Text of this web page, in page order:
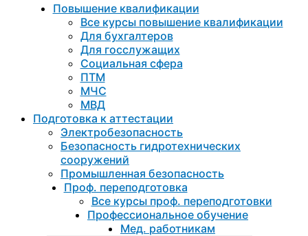
Повышение квалификации
Все курсы повышение квалификации
Для бухгалтеров
Для госслужащих
Социальная сфера
ПТМ
МЧС
МВД
Подготовка к aттестации
Электробезопасность
Безопасность гидротехнических
сооружений
Промышленная безопасность
Проф. переподготовка
Все курсы проф. переподготовки
Профессиональное обучение
Мед. работникам